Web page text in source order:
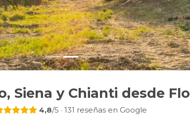
Siena y Chianti desde
4,8/5 · 131 reseñas en Google